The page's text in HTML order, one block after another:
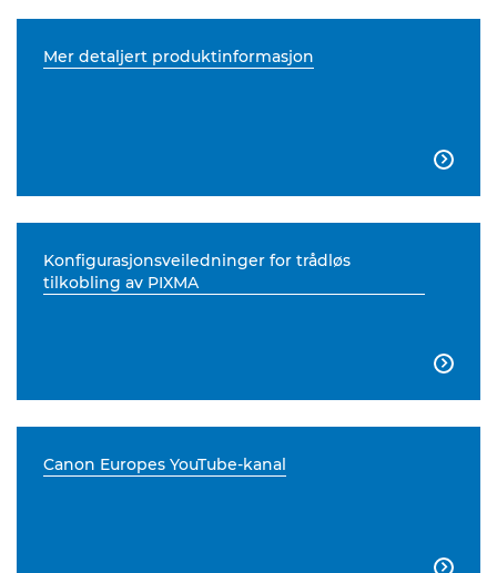
Mer detaljert produktinformasjon

Konfigurasjonsveiledninger for trådløs
tilkobling av PIXMA

Canon Europes YouTube-kanal
